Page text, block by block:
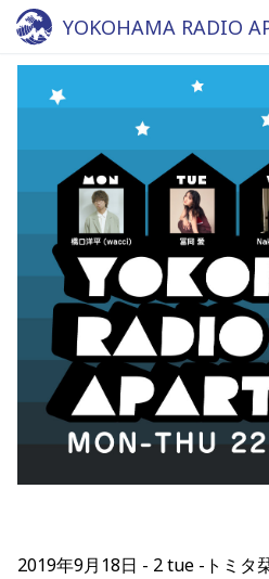
YOKOHAMA RADIO
yokohama 84.7
2019年9月18日 2 tue -トミタ